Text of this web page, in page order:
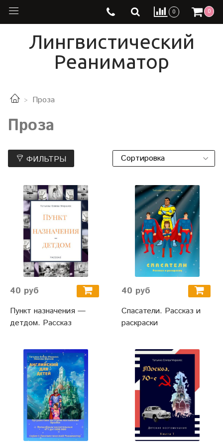
0 0
Лингвистический
Реаниматор
Проза
Проза
ФИЛЬТРЫ
40 руб
Пункт назначения —
детдом. Рассказ
40 руб
Спасатели. Рассказ и
раскраски